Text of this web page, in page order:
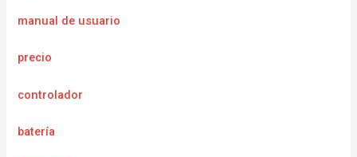
manual de usuario
precio
controlador
batería